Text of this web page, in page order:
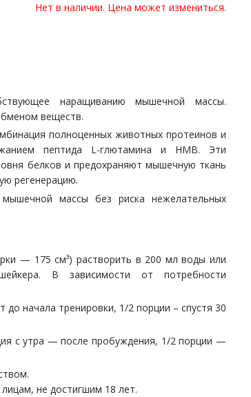
Нет в наличии. Цена может измениться.
наращиванию мышечной массы.
веществ.
полноценных животных протеинов и
пептида L-глютамина и HMB. Эти
белков и предохраняют мышечную ткань
регенерацию.
массы без риска нежелательных
— 175 см³) растворить в 200 мл воды или
В зависимости от потребности
начала тренировки, 1/2 порции – спустя 30
с утра — после пробуждения, 1/2 порции —
не достигшим 18 лет.